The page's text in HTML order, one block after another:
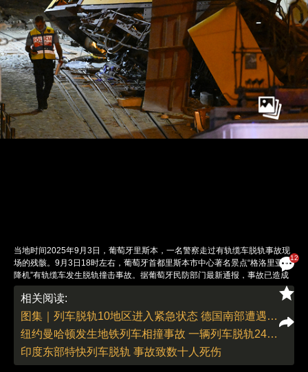
12
当地时间2025年9月3日，葡萄牙里斯本，一名警察走过有轨缆车脱轨事故现
场的残骸。9月3日18时左右，葡萄牙首都里斯本市中心著名景点“格洛里亚升
降机”有轨缆车发生脱轨撞击事故。据葡萄牙民防部门最新通报，事故已造成
17人死亡、21人受伤。中国驻葡萄牙大使馆确认，暂无中国公民伤亡报告。
初步调查显示，事故因缆车安全钢索断裂引发。一节车厢沿斜坡急速下滑，与
另一节车厢及周边建筑猛烈相撞，导致车厢严重损毁。现场目击者描述缆
车“像纸板箱一样翻覆”。该缆车建于1885年，是里斯本标志性历史交通工具，
轨道全长265米，连接市中心与山区。据当地媒体报道，为降低运营成本，事
故缆车运营公司卡里斯早已将该缆车的维护工程外包，由此引发外界对缆车维
护状况的质疑。葡萄牙政府宣布9月4日为全国哀悼日，里斯本市议会已暂停
相关阅读:
图集｜列车脱轨10地区进入紧急状态 德国南部遭遇大面积洪水
纽约曼哈顿发生地铁列车相撞事故 一辆列车脱轨24人受伤
印度东部特快列车脱轨 事故致数十人死伤